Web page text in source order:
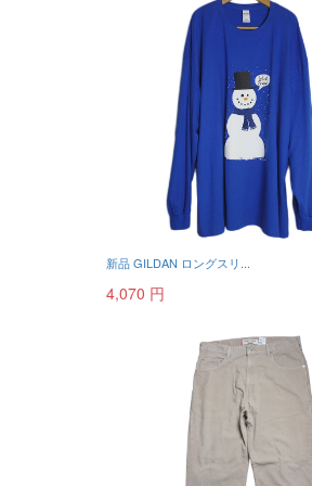
新品 GILDAN ロングスリ...
4,070 円